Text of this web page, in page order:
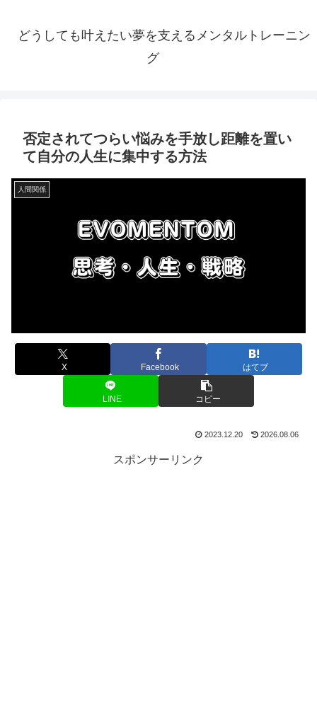
どうしても叶えたい夢を支えるメンタルトレーニン
グ
否定されてつらい悩みを手放し距離を置い
て自分の人生に集中する方法
人間関係
X Facebook はてブ
LINE コピー
2023.12.20 2026.08.06
スポンサーリンク